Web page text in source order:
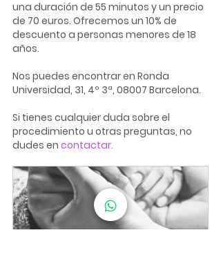
una duración de 55 minutos y un precio
de 70 euros. Ofrecemos un 10% de
descuento a personas menores de 18
años.
Nos puedes encontrar en Ronda
Universidad, 31, 4º 3ª, 08007 Barcelona.
Si tienes cualquier duda sobre el
procedimiento u otras preguntas, no
dudes en contactar.